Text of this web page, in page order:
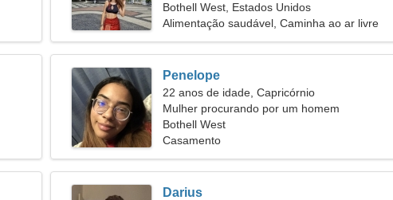
Bothell West, Estados Unidos
Alimentação saudável, Caminha ao ar livre
Penelope
22 anos de idade, Capricórnio
Mulher procurando por um homem
Bothell West
Casamento
Darius